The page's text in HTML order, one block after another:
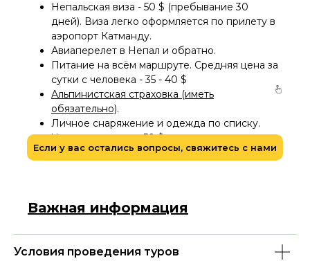
Непальская виза - 50 $ (пребывание 30
дней). Виза легко оформляется по прилету в
аэропорт Катманду.
Авиаперелет в Непал и обратно.
Питание на всём маршруте. Средняя цена за
сутки с человека - 35 - 40 $
Альпинистская страховка (иметь
обязательно).
Личное снаряжение и одежда по списку.
Чаевые портерам 50 $
Если у вас остались вопросы, свяжитесь с нами
Важная информация
Условия проведения туров